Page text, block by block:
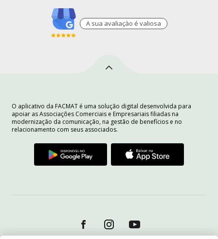
A sua avaliaçào é valiosa
O aplicativo da FACMAT é uma solução digital desenvolvida para
apoiar as Associações Comerciais e Empresariais filiadas na
modernização da comunicação, na gestão de benefícios e no
relacionamento com seus associados.